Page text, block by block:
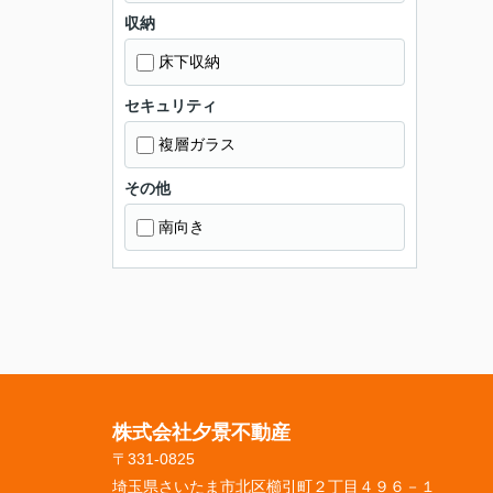
収納
床下収納
セキュリティ
複層ガラス
その他
南向き
株式会社夕景不動産
〒331-0825
埼玉県さいたま市北区櫛引町２丁目４９６－１